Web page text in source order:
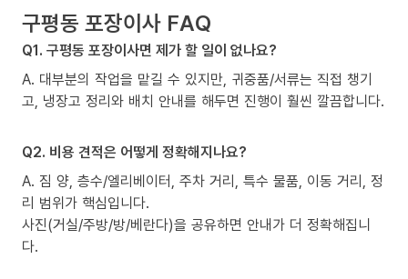
구평동 포장이사 FAQ
Q1. 구평동 포장이사면 제가 할 일이 없나요?
A. 대부분의 작업을 맡길 수 있지만, 귀중품/서류는 직접 챙기
고, 냉장고 정리와 배치 안내를 해두면 진행이 훨씬 깔끔합니다.
Q2. 비용 견적은 어떻게 정확해지나요?
A. 짐 양, 층수/엘리베이터, 주차 거리, 특수 물품, 이동 거리, 정
리 범위가 핵심입니다.
사진(거실/주방/방/베란다)을 공유하면 안내가 더 정확해집니
다.